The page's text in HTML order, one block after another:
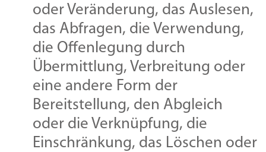
oder Veränderung, das Auslesen,
das Abfragen, die Verwendung,
die Offenlegung durch
Übermittlung, Verbreitung oder
eine andere Form der
Bereitstellung, den Abgleich
oder die Verknüpfung, die
Einschränkung, das Löschen oder